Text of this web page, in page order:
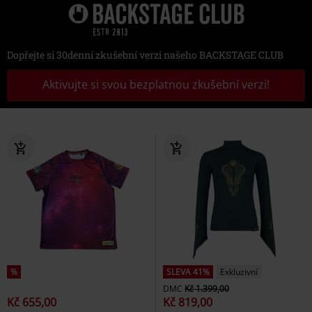
Dopřejte si 30denní zkušební verzi našeho BACKSTAGE CLUB
Aktivujte si svou bezplatnou zkušební verzi!
%
Kč 655,00
SLEVA 41%
Exkluzivní
DMC Kč 1.399,00
Kč 819,00